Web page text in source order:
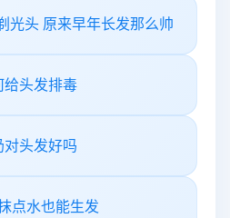
光头 原来早年长发那么帅
给头发排毒
对头发好吗
点水也能生发